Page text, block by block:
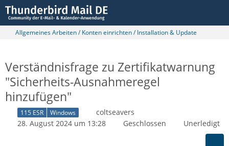
Allgemeines Arbeiten / Konten einrichten / Installation & Update
Verständnisfrage zu Zertifikatwarnung
"Sicherheits-Ausnahmeregel
hinzufügen"
115 ESR Windows
coltseavers
28. August 2024 um 13:28
Geschlossen Unerledigt